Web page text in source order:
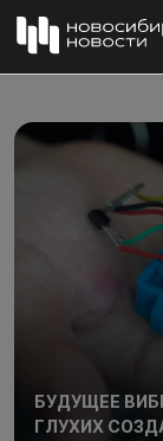
БУДУЩЕЕ
ГЛУХИХ